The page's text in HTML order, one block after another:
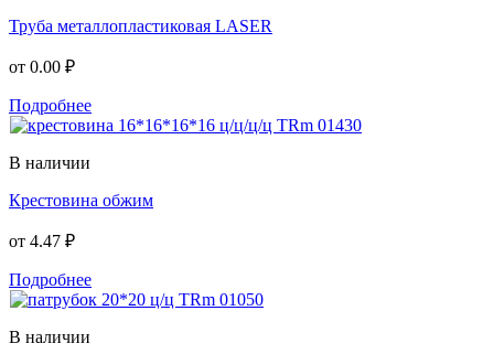
Труба металлопластиковая LASER
от 0.00 ₽
Подробнее
В наличии
Крестовина обжим
от 4.47 ₽
Подробнее
В наличии